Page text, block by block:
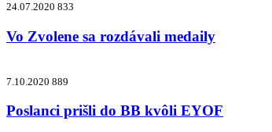
24.07.2020 833
Vo Zvolene sa rozdávali medaily
7.10.2020 889
Poslanci prišli do BB kvôli EYOF